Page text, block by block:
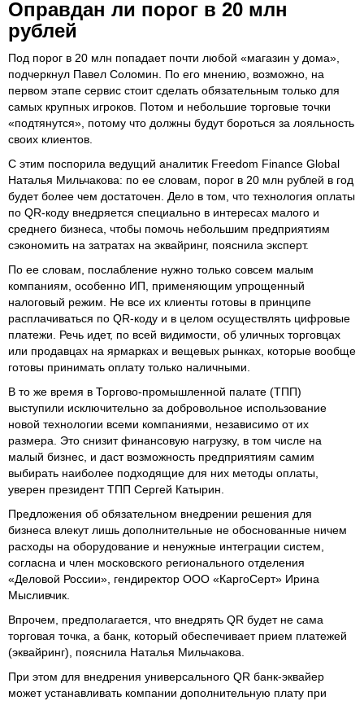
Оправдан ли порог в 20 млн
рублей
Под порог в 20 млн попадает почти любой «магазин у дома»,
подчеркнул Павел Соломин. По его мнению, возможно, на
первом этапе сервис стоит сделать обязательным только для
самых крупных игроков. Потом и небольшие торговые точки
«подтянутся», потому что должны будут бороться за лояльность
своих клиентов.
С этим поспорила ведущий аналитик Freedom Finance Global
Наталья Мильчакова: по ее словам, порог в 20 млн рублей в год
будет более чем достаточен. Дело в том, что технология оплаты
по QR-коду внедряется специально в интересах малого и
среднего бизнеса, чтобы помочь небольшим предприятиям
сэкономить на затратах на эквайринг, пояснила эксперт.
По ее словам, послабление нужно только совсем малым
компаниям, особенно ИП, применяющим упрощенный
налоговый режим. Не все их клиенты готовы в принципе
расплачиваться по QR-коду и в целом осуществлять цифровые
платежи. Речь идет, по всей видимости, об уличных торговцах
или продавцах на ярмарках и вещевых рынках, которые вообще
готовы принимать оплату только наличными.
В то же время в Торгово-промышленной палате (ТПП)
выступили исключительно за добровольное использование
новой технологии всеми компаниями, независимо от их
размера. Это снизит финансовую нагрузку, в том числе на
малый бизнес, и даст возможность предприятиям самим
выбирать наиболее подходящие для них методы оплаты,
уверен президент ТПП Сергей Катырин.
Предложения об обязательном внедрении решения для
бизнеса влекут лишь дополнительные не обоснованные ничем
расходы на оборудование и ненужные интеграции систем,
согласна и член московского регионального отделения
«Деловой России», гендиректор ООО «КаргоСерт» Ирина
Мысливчик.
Впрочем, предполагается, что внедрять QR будет не сама
торговая точка, а банк, который обеспечивает прием платежей
(эквайринг), пояснила Наталья Мильчакова.
При этом для внедрения универсального QR банк-эквайер
может устанавливать компании дополнительную плату при